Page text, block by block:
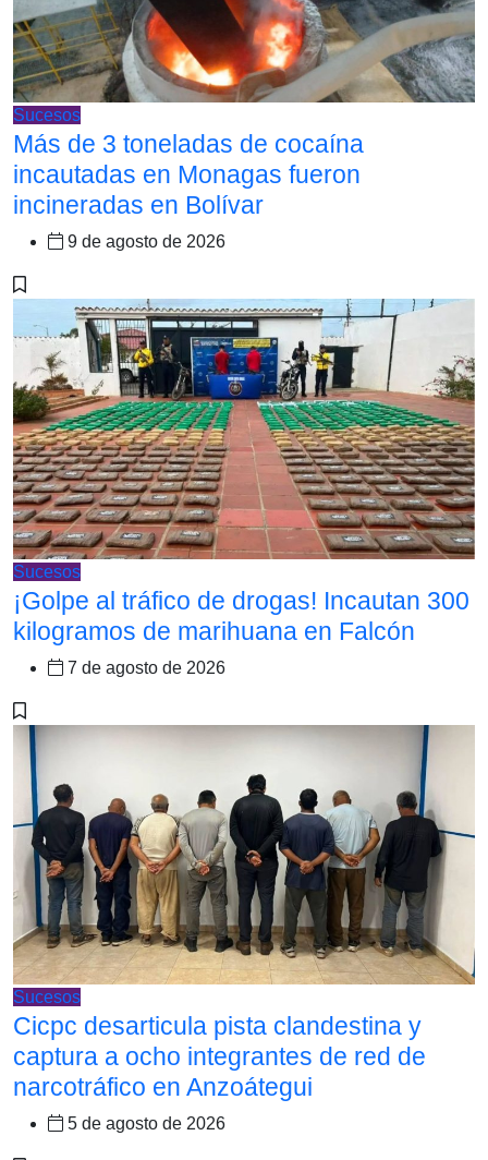
Sucesos
Más de 3 toneladas de cocaína
incautadas en Monagas fueron
incineradas en Bolívar
9 de agosto de 2026
Sucesos
¡Golpe al tráfico de drogas! Incautan 300
kilogramos de marihuana en Falcón
7 de agosto de 2026
Sucesos
Cicpc desarticula pista clandestina y
captura a ocho integrantes de red de
narcotráfico en Anzoátegui
5 de agosto de 2026